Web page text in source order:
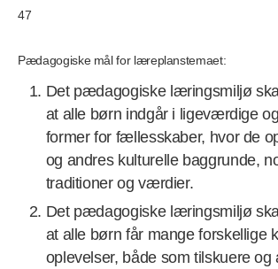
47
Pædagogiske mål for læreplanstemaet:
Det pædagogiske læringsmiljø
at alle børn indgår i ligeværdige
former for fællesskaber, hvor de
og andres kulturelle baggrunde,
traditioner og værdier.
Det pædagogiske læringsmiljø
at alle børn får mange forskellige
ople­velser, både som tilskuere og